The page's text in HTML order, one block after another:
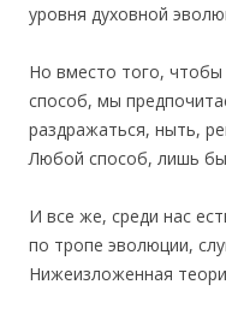
уровня духовной
Но вместо того, чтобы
способ, мы
раздражаться, ныть,
Любой способ, лишь бы
И все же, среди нас
по тропе эволюции,
Нижеизложенная